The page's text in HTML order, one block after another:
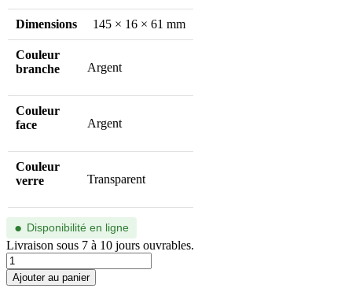
Dimensions 145 × 16 × 61 mm
Couleur
branche
Argent
Couleur
face
Argent
Couleur
verre
Transparent
● Disponibilité en ligne
Livraison sous 7 à 10 jours ouvrables.
quantité
de
BB0489O-
Ajouter au panier